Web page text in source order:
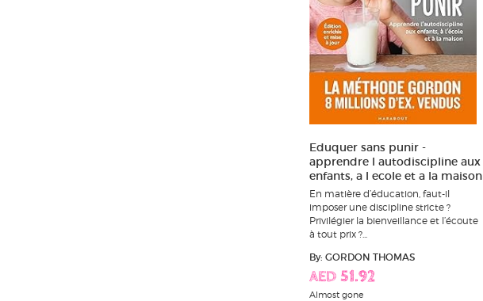
Eduquer sans punir -
apprendre l autodiscipline aux
enfants, a l ecole et a la maison
En matière d’éducation, faut-il
imposer une discipline stricte ?
Privilégier la bienveillance et l’écoute
à tout prix ?...
By: GORDON THOMAS
AED 51.92
Almost gone